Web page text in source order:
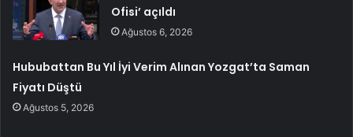
Ofisi’ açıldı
Ağustos 6, 2026
Hububattan Bu Yıl İyi Verim Alınan Yozgat’ta Saman
Fiyatı Düştü
Ağustos 5, 2026